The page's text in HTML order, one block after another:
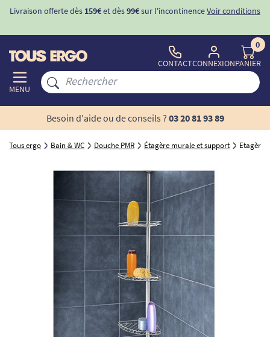
Livraison offerte dès 159€et dès99€sur l'incontinenceVoir conditions
MENU
CONTACTCONNEXION
0
PANIER
Besoin d'aide ou de conseils ? 03 20 81 93 89
Tous ergo Bain & WC Douche PMR Étagère murale et support Etagère